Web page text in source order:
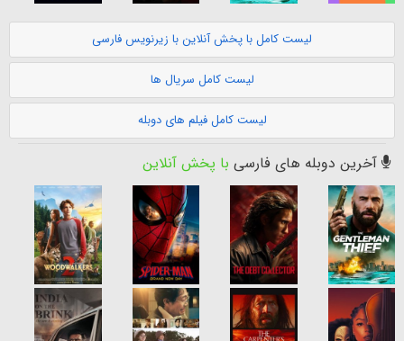
لیست کامل با پخش آنلاین با زیرنویس فارسی
لیست کامل سریال ها
لیست کامل فیلم های دوبله
آخرین دوبله های فارسی با پخش آنلاین